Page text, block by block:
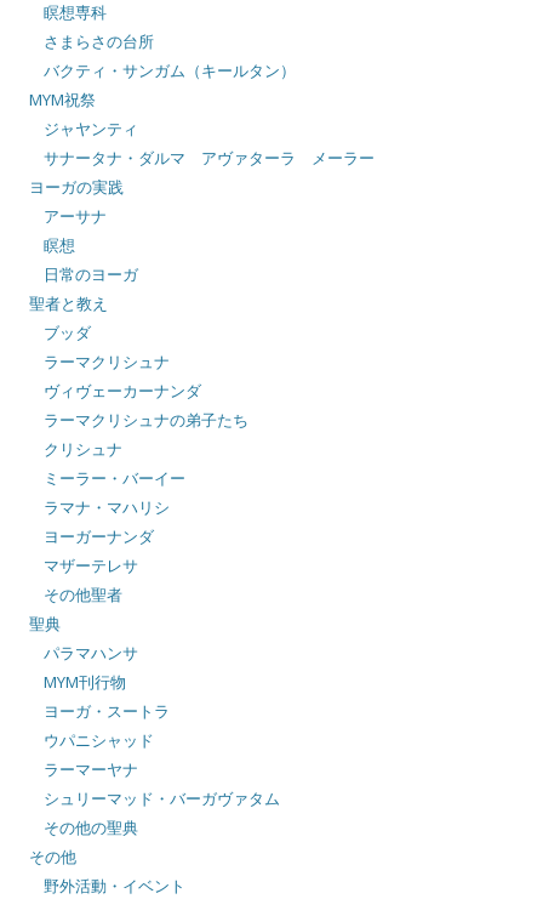
瞑想専科
さまらさの台所
バクティ・サンガム（キールタン）
MYM祝祭
ジャヤンティ
サナータナ・ダルマ アヴァターラ メーラー
ヨーガの実践
アーサナ
瞑想
日常のヨーガ
聖者と教え
ブッダ
ラーマクリシュナ
ヴィヴェーカーナンダ
ラーマクリシュナの弟子たち
クリシュナ
ミーラー・バーイー
ラマナ・マハリシ
ヨーガーナンダ
マザーテレサ
その他聖者
聖典
パラマハンサ
MYM刊行物
ヨーガ・スートラ
ウパニシャッド
ラーマーヤナ
シュリーマッド・バーガヴァタム
その他の聖典
その他
野外活動・イベント